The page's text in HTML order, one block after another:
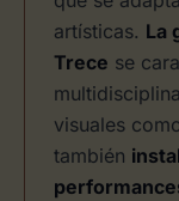
artísticas. La
Trece se
visuales
también